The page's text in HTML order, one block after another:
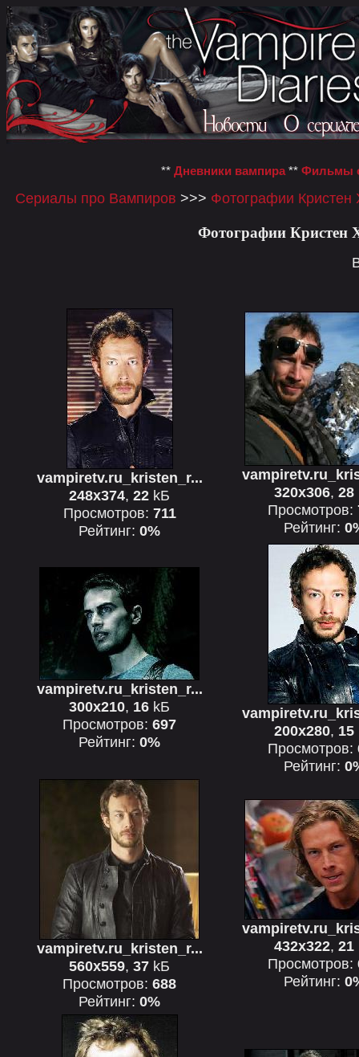
** Дневники вампира ** Фильмы
Сериалы про Вампиров >>> Фотографии
Фотографии Кристен
vampiretv.ru_kristen_r...
248x374, 22 kБ
Просмотров: 711
Рейтинг: 0%
320x306, 28
Просмотров:
Рейтинг:
vampiretv.ru_kristen_r...
300x210, 16 kБ
Просмотров: 697
Рейтинг: 0%
200x280, 15
Просмотров:
Рейтинг:
vampiretv.ru_kristen_r...
560x559, 37 kБ
Просмотров: 688
Рейтинг: 0%
432x322, 21
Просмотров:
Рейтинг: